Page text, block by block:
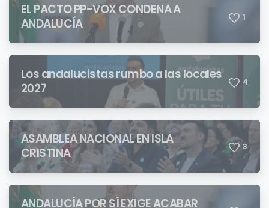
EL PACTO PP-VOX CONDENA A
ANDALUCÍA
1
Los andalucistas rumbo a las locales
2027
4
ASAMBLEA NACIONAL EN ISLA
CRISTINA
3
ANDALUCÍA POR SÍ EXIGE ACABAR